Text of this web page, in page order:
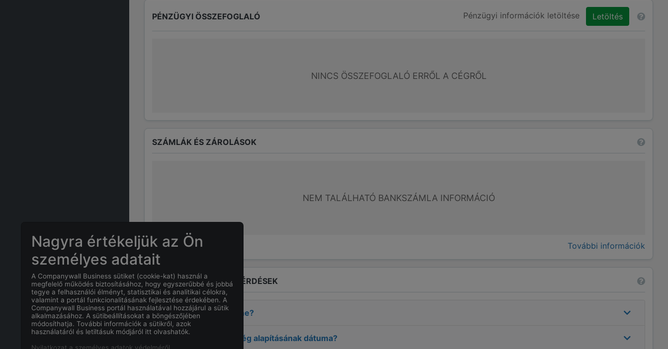
PÉNZÜGYI ÖSSZEFOGLALÓ Pénzügyi információk letöltése Letöltés
NINCS ÖSSZEFOGLALÓ ERRŐL A CÉGRŐL
SZÁMLÁK ÉS ZÁROLÁSOK
NEM TALÁLHATÓ BANKSZÁMLA INFORMÁCIÓ
További információk
GYAKRAN ISMÉTELT KÉRDÉSEK
MiPÉTER VÉGH címe?
cég alapításának dátuma?
Nagyra értékeljük az Ön
személyes adatait
A Companywall Business sütiket (cookie-kat) használ a
megfelelő működés biztosításához, hogy egyszerűbbé és jobbá
tegye a felhasználói élményt, statisztikai és analitikai célokra,
valamint a portál funkcionalitásának fejlesztése érdekében. A
Companywall Business portál használatával hozzájárul a sütik
alkalmazásához. A sütibeállításokat a böngészőjében
módosíthatja. További információk a sütikről, azok
használatáról és letiltásuk módjáról itt olvashatók.